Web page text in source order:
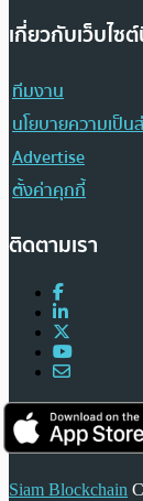
เกี่ยวกับเว็บไซ
ทีมงาน
นโยบายความเป็น
Advertise
ตั้งค่าคุกกี้
ติดตามเรา
Siam Blockchain